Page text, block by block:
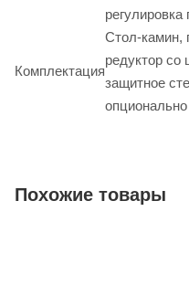
регулировка
Комплектация
Стол-камин,
редуктор со
защитное
опционально
Похожие товары